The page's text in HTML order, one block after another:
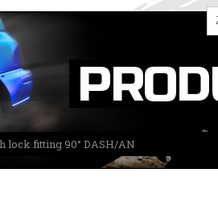
lock fitting 90° DASH/AN